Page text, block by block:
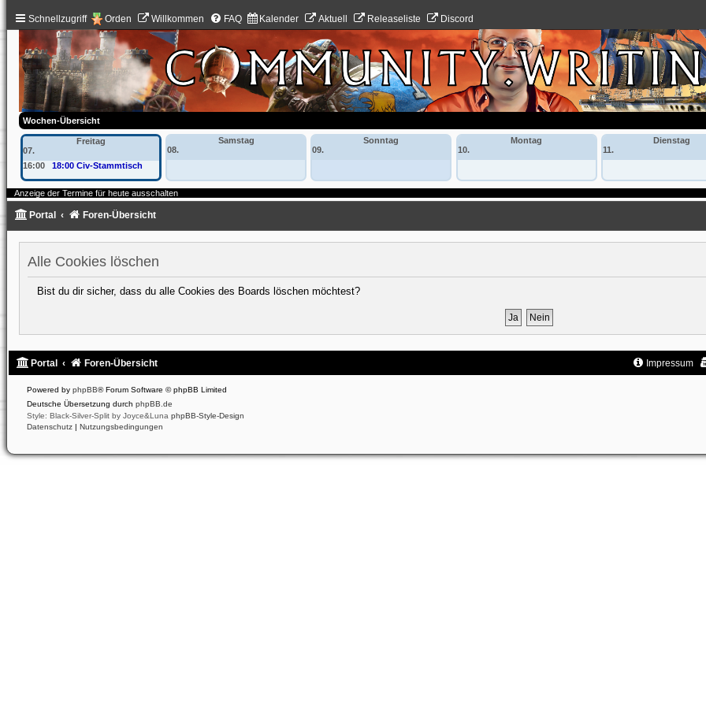
Schnellzugriff Orden Willkommen FAQ Kalender Aktuell Releaseliste Discord
Wochen-Übersicht
Freitag
07.
16:00
18:00 Civ-Stammtisch
Samstag
08.
Sonntag
09.
Montag
10.
Dienstag
11.
Anzeige der Termine für heute ausschalten
Portal Foren-Übersicht
Alle Cookies löschen
Bist du dir sicher, dass du alle Cookies des Boards löschen möchtest?
Portal Foren-Übersicht Impressum
Powered by phpBB® Forum Software © phpBB Limited
Deutsche Übersetzung durch phpBB.de
Style: Black-Silver-Split by Joyce&Luna phpBB-Style-Design
Datenschutz | Nutzungsbedingungen